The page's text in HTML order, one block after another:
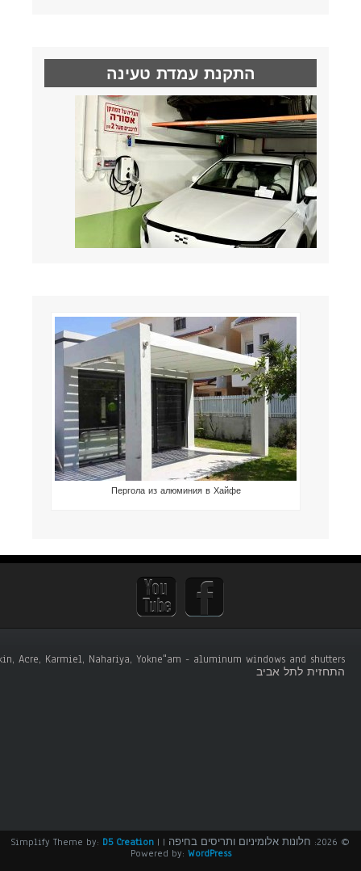
התקנת עמדת טעינה
Пергола из алюминия в Хайфе
Acre, Karmiel, Nahariya, Yokne"am - aluminum windows and shutters .
התחזית לתל אביב
© 2026: חלונות אלומיניום ותריסים בחיפה | Simplify Theme by:
D5 Creation |
Powered by: WordPress